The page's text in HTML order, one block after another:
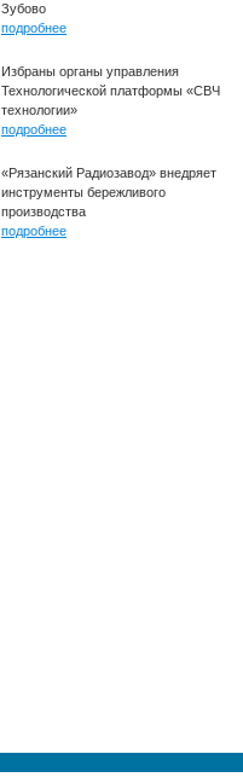
Зубово
подробнее
Избраны органы управления
Технологической платформы «СВЧ
технологии»
подробнее
«Рязанский Радиозавод» внедряет
инструменты бережливого
производства
подробнее